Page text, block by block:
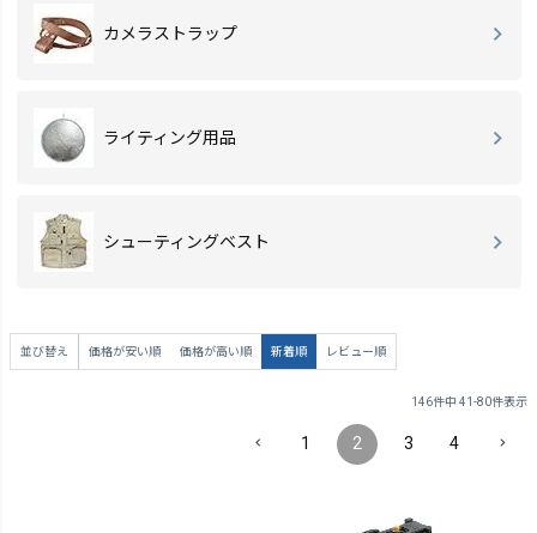
カメラストラップ
ライティング用品
シューティングベスト
並び替え 価格が安い順 価格が高い順 新着順 レビュー順
146件中 41 -80件表示
1 2 3 4